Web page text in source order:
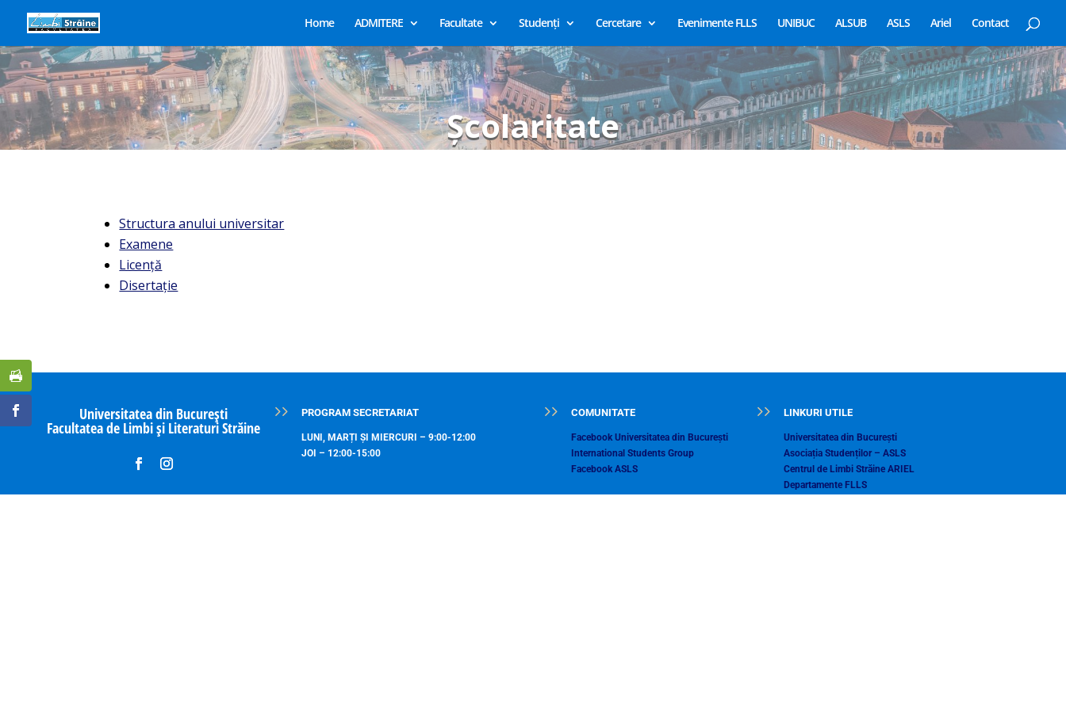
Home ADMITERE Facultate Studenți Cercetare Evenimente FLLS UNIBUC ALSUB ASLS Ariel Contact
Școlaritate
Structura anului universitar
Examene
Licenţă
Disertaţie
Universitatea din București
Facultatea de Limbi și Literaturi Străine
PROGRAM SECRETARIAT
LUNI, MARȚI ȘI MIERCURI – 9:00-12:00
JOI – 12:00-15:00
COMUNITATE
Facebook Universitatea din București
International Students Group
Facebook ASLS
LINKURI UTILE
Universitatea din București
Asociația Studenților – ASLS
Centrul de Limbi Străine ARIEL
Departamente FLLS